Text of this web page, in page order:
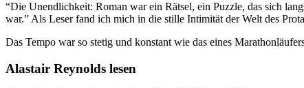
“Die Unendlichkeit: Roman war ein Rätsel, ein Puzzle, das sich
war.” Als Leser fand ich mich in die stille Intimität der Welt des
Das Tempo war so stetig und konstant wie das eines
Alastair Reynolds lesen